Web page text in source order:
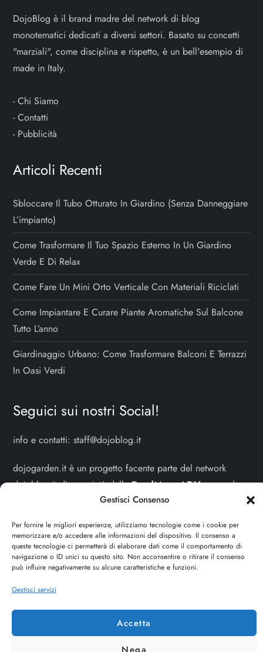
Gestisci Consenso
Per fornire le migliori esperienze, utilizziamo tecnologie come i cookie per
memorizzare e/o accedere alle informazioni del dispositivo. Il consenso a
queste tecnologie ci permetterà di elaborare dati come il comportamento di
navigazione o ID unici su questo sito. Non acconsentire o ritirare il consenso
può influire negativamente su alcune caratteristiche e funzioni.
Gestisci servizi
Accetta
Nega
DojoBlog è il brand madre del network di blog
monotematici dedicati a diversi settori. Basato su concetti
"marziali", come disciplina e rispetto, è un bell'esempio di
made in Italy.
-Chi Siamo
-Contatti
- Pubblicità
Articoli Recenti
Sbloccare Il Tubo Otturato In Giardino (senza Danneggiare
L’impianto)
Come Trasformare Il Tuo Spazio Esterno In Un Giardino
Verde E Di Relax
Come Fare Un Mini Orto Verticale Con Materiali Riciclati
Come Impiantare E Curare Piante Aromatiche Sul Balcone
Tutto L’anno
Giardinaggio Urbano: Come Trasformare Balconi E Terrazzi
In Oasi Verdi
Seguici sui nostri Social!
info e contatti:staff@dojoblog.it
dojogarden.it è un progetto facente parte del network
dojoblog.it di proprietà dellaReadMore ADVcon sede
legale in Via delle Sirene 34 - Roma - P.iva:
Sitemap-Privacy Policy - Cookie Policy
Cerca